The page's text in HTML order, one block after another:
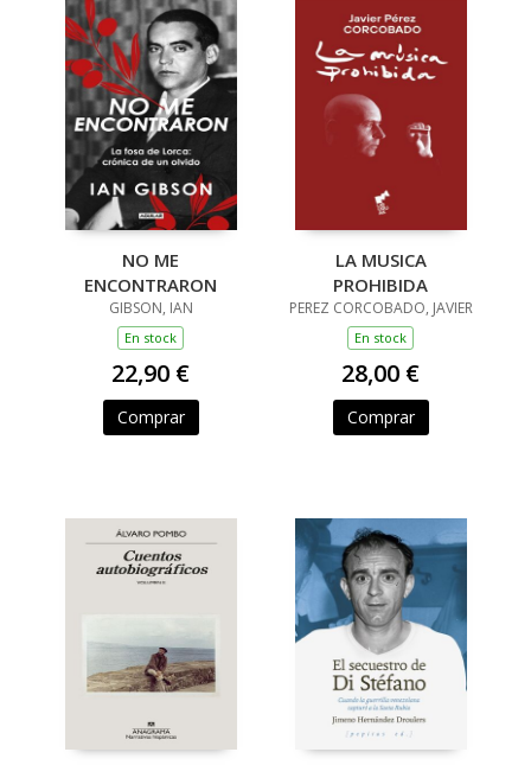
NO ME
ENCONTRARON
GIBSON, IAN
En stock
22,90 €
Comprar
LA MUSICA
PROHIBIDA
PEREZ CORCOBADO, JAVIER
En stock
28,00 €
Comprar